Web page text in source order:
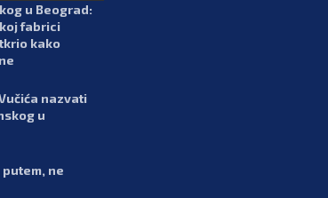
u Beograd:
fabrici
kako
nazvati
u
ne